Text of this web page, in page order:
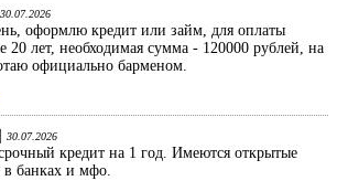
30.07.2026
оформлю кредит или займ, для оплаты
20 лет, необходимая сумма - 120000 рублей, на
официально барменом.
30.07.2026
кредит на 1 год. Имеются открытые
в банках и мфо.